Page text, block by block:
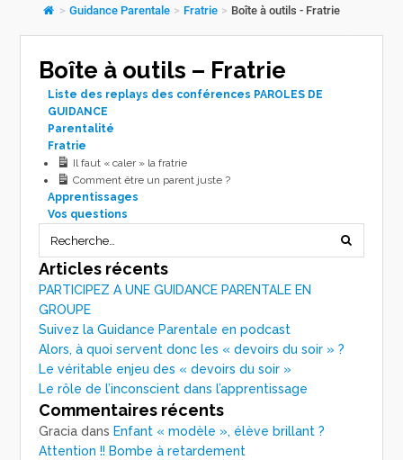
> Guidance Parentale > Fratrie > Boîte à outils - Fratrie
Boîte à outils – Fratrie
Liste des replays des conférences PAROLES DE
GUIDANCE
Parentalité
Fratrie
Il faut « caler » la fratrie
Comment être un parent juste ?
Apprentissages
Vos questions
Articles récents
PARTICIPEZ A UNE GUIDANCE PARENTALE EN
GROUPE
Suivez la Guidance Parentale en podcast
Alors, à quoi servent donc les « devoirs du soir » ?
Le véritable enjeu des « devoirs du soir »
Le rôle de l’inconscient dans l’apprentissage
Commentaires récents
Gracia dans Enfant « modèle », élève brillant ?
Attention !! Bombe à retardement